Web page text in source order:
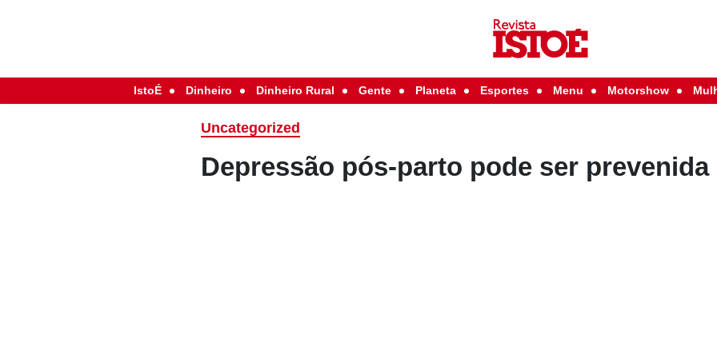
IstoÉ Dinheiro Dinheiro Rural Gente Planeta Esportes Menu Motorshow
Uncategorized
Depressão pós-parto pode ser prevenida